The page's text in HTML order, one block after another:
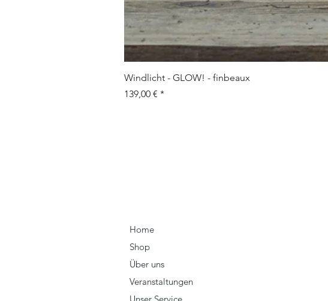
Windlicht - GLOW! - finbeaux
Prix
139,00 €
Home
Shop
Über uns
Veranstaltungen
Unser Service